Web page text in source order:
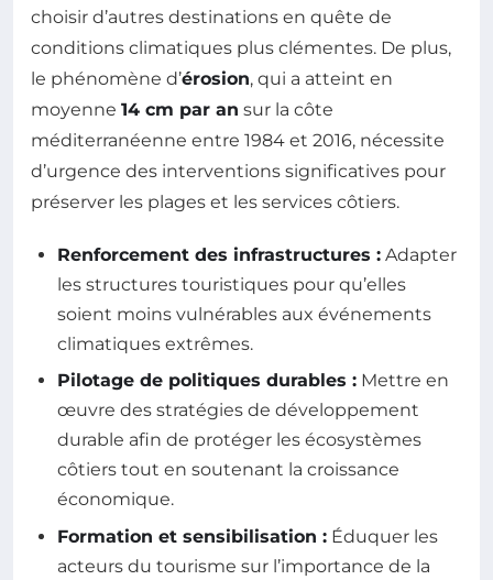
choisir d’autres destinations en quête de
conditions climatiques plus clémentes. De plus,
le phénomène d’érosion, qui a atteint en
moyenne 14 cm par an sur la côte
méditerranéenne entre 1984 et 2016, nécessite
d’urgence des interventions significatives pour
préserver les plages et les services côtiers.
Renforcement des infrastructures : Adapter
les structures touristiques pour qu’elles
soient moins vulnérables aux événements
climatiques extrêmes.
Pilotage de politiques durables : Mettre en
œuvre des stratégies de développement
durable afin de protéger les écosystèmes
côtiers tout en soutenant la croissance
économique.
Formation et sensibilisation : Éduquer les
acteurs du tourisme sur l’importance de la